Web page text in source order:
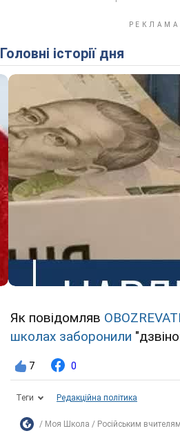
Головні історії дня
Як повідомляв
школах заборонили
7 0
Теги Редакційна політика
Моя Школа Російським